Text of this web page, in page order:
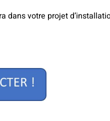
dans votre projet